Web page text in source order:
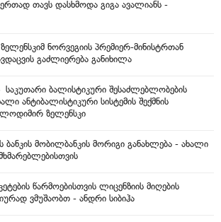
თავს დასხმოდა გიგა ავალიანს -
ნორვეგიის პრემიერ-მინისტრთან
გაძლიერება განიხილა
საკუთარი ბალისტიკური შესაძლებლობების
ანტიბალისტიკური სისტემის შექმნის
ზელენსკი
მობილბანკის მორიგი განახლება - ახალი
წარმოებისთვის ლიცენზიის მიღების
ვმუშაობთ - ანდრი სიბიჰა